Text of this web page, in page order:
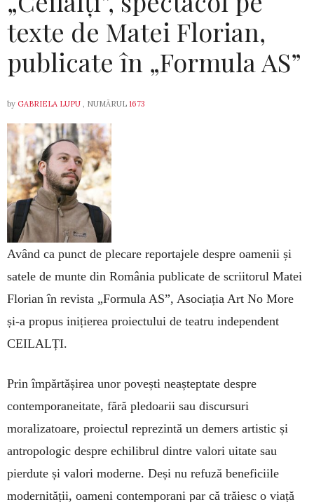
texte de Matei Florian,
publicate în „Formula AS”
by GABRIELA LUPU , NUMĂRUL 1673
Având ca punct de plecare reportajele despre oamenii și
satele de munte din România publicate de scriitorul Matei
Florian în revista „Formula AS”, Asociația Art No More
și-a propus inițierea proiectului de teatru independent
CEILALȚI.
Prin împărtășirea unor povești neașteptate despre
contemporaneitate, fără pledoarii sau discursuri
moralizatoare, proiectul reprezintă un demers artistic și
antropologic despre echilibrul dintre valori uitate sau
pierdute și valori moderne. Deși nu refuză beneficiile
modernității, oameni contemporani par că trăiesc o viață